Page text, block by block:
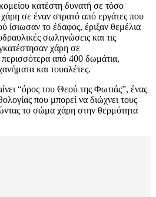
κατέστη δυνατή σε τόσο
σε έναν στρατό από εργάτες που
ίσιωσαν το έδαφος, έριξαν θεμέλια
σωληνώσεις και τις
χάρη σε
από 400 δωμάτια,
και τουαλέτες.
“όρος του Θεού της Φωτιάς”, ένας
που μπορεί να διώχνει τους
το σώμα χάρη στην θερμότητα